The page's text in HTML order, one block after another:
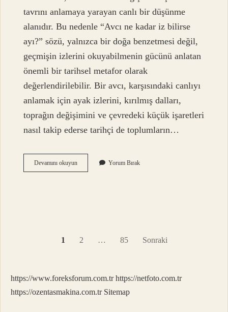
tavrını anlamaya yarayan canlı bir düşünme
alanıdır. Bu nedenle “Avcı ne kadar iz bilirse
ayı?” sözü, yalnızca bir doğa benzetmesi değil,
geçmişin izlerini okuyabilmenin gücünü anlatan
önemli bir tarihsel metafor olarak
değerlendirilebilir. Bir avcı, karşısındaki canlıyı
anlamak için ayak izlerini, kırılmış dalları,
toprağın değişimini ve çevredeki küçük işaretleri
nasıl takip ederse tarihçi de toplumların…
Devamını okuyunAvcı
ne
Yorum Bırak
1 2 … 85 Sonraki
https://www.foreksforum.com.tr https://netfoto.com.tr
https://ozentasmakina.com.tr Sitemap